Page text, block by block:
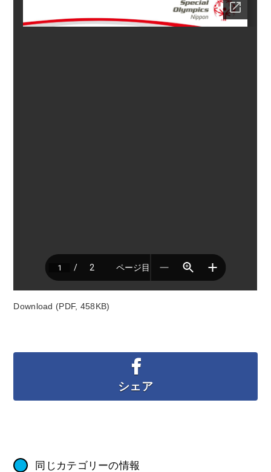
Download (PDF, 458KB)
シェア
同じカテゴリーの情報